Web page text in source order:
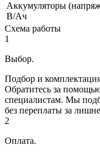
Аккумуляторы
В/Ач
Схема работы
1
Выбор.
Подбор и
Обратитесь за
специалистам. Мы
без переплаты за
2
Оплата.